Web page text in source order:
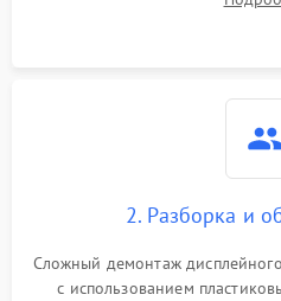
возможных
2. Разборка и
Сложный демонтаж
с использованием